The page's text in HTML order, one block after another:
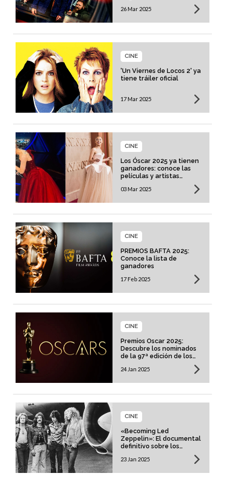
26 Mar 2025
'Un Viernes de Locos 2' ya
tiene tráiler oficial
CINE
17 Mar 2025
Los Óscar 2025 ya tienen
ganadores: conoce las
películas y artistas
CINE
03 Mar 2025
PREMIOS BAFTA 2025:
Conoce la lista de
ganadores
CINE
17 Feb 2025
Premios Oscar 2025:
Descubre los nominados
de la 97ª edición de los
premios de la Academia
CINE
24 Jan 2025
«Becoming Led
Zeppelin»: El documental
definitivo sobre los
CINE
23 Jan 2025